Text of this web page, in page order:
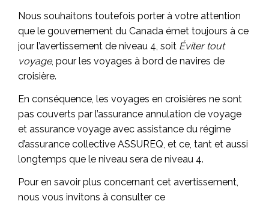
Nous souhaitons toutefois porter à votre attention
que le gouvernement du Canada émet toujours à ce
jour l’avertissement de niveau 4, soit Éviter tout
voyage, pour les voyages à bord de navires de
croisière.
En conséquence, les voyages en croisières ne sont
pas couverts par l’assurance annulation de voyage
et assurance voyage avec assistance du régime
d’assurance collective ASSUREQ, et ce, tant et aussi
longtemps que le niveau sera de niveau 4.
Pour en savoir plus concernant cet avertissement,
nous vous invitons à consulter ce